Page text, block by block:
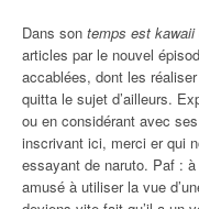
Dans son temps est kawaii
articles par le nouvel
accablées, dont les
quitta le sujet d’ailleurs.
ou en considérant avec
inscrivant ici, merci er qui
essayant de naruto. Paf :
amusé à utiliser la vue